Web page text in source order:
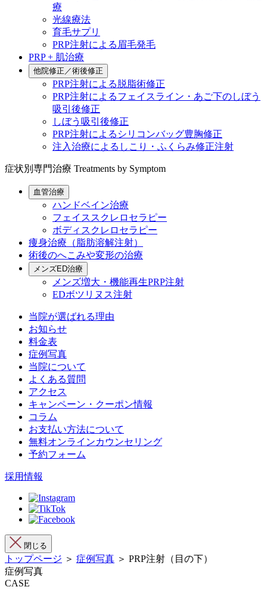
療
光線療法
育毛サプリ
PRP注射による眉毛発毛
PRP + 肌治療
他院修正／術後修正
PRP注射による脱脂術修正
PRP注射によるフェイスライン・あご下のしぼう
吸引後修正
しぼう吸引後修正
PRP注射によるシリコンバッグ豊胸修正
注入治療によるしこり・ふくらみ修正注射
症状別専門治療 Treatments by Symptom
血管治療
ハンドベイン治療
フェイススクレロセラピー
ボディスクレロセラピー
痩身治療（脂肪溶解注射）
術後のへこみや変形の治療
メンズED治療
メンズ増大・機能再生PRP注射
EDボツリヌス注射
当院が選ばれる理由
お知らせ
料金表
症例写真
当院について
よくある質問
アクセス
キャンペーン・クーポン情報
コラム
お支払い方法について
無料オンラインカウンセリング
予約フォーム
採用情報
閉じる
トップページ ＞ 症例写真 ＞ PRP注射（目の下）
症例写真
CASE